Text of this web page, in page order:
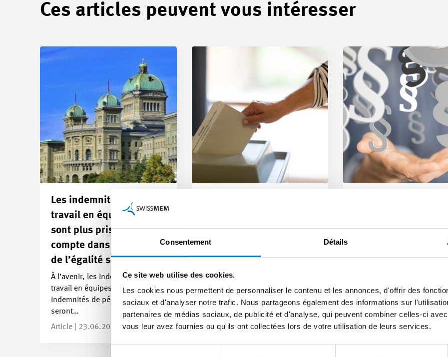
Consentement Détails
Ce site web utilise des cookies.
Les cookies nous permettent de personnaliser le contenu et les annonces, d'offrir des
sociaux et d'analyser notre trafic. Nous partageons également des informations sur
partenaires de médias sociaux, de publicité et d'analyse, qui peuvent combiner celles-ci
vous leur avez fournies ou qu'ils ont collectées lors de votre utilisation de leurs services.
Ces articles peuvent vous intéresser
Les indemnités pour le
travail en équipes ne
sont plus prises en
compte dans l’analyse
de l’égalité salariale
À l’avenir, les indemnités pour le
travail en équipes et autres
indemnités de pénibilité ne
seront…
Article | 23.06.2026
que jamais s’attaquer
aux problèmes !
montre que l’immigration, l’asile
et les infrastructures restent…
Communiqué aux médias |
10.06.2026
maximale
jusqu’en 2027
durée d’indemnisation en
chômage partiel jusqu’à fin
janvier…
Article | 05.06.2026